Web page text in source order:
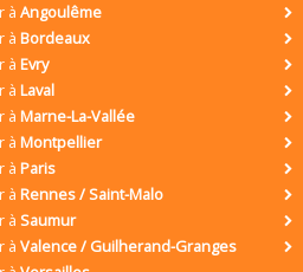
à Angoulême
à Bordeaux
à Evry
à Laval
à Marne-La-Vallée
à Montpellier
à Paris
à Rennes / Saint-Malo
à Saumur
à Valence / Guilherand-Granges